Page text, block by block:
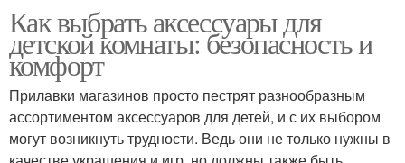
Как выбрать аксессуары для
детской комнаты: безопасность и
комфорт
Прилавки магазинов просто пестрят разнообразным
ассортиментом аксессуаров для детей, и с их выбором
могут возникнуть трудности. Ведь они не только нужны в